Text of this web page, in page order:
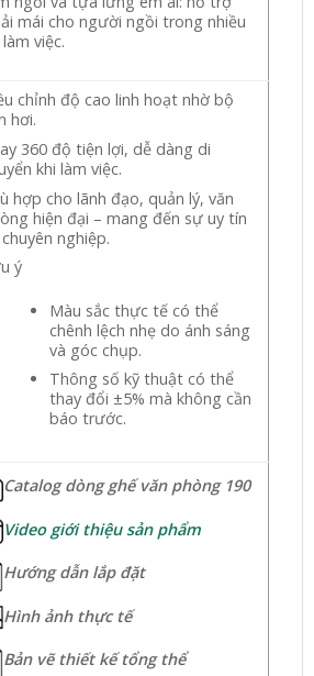
mái cho người ngồi trong nhiều
việc.
chỉnh độ cao linh hoạt nhờ bộ
hơi.
360 độ tiện lợi, dễ dàng di
khi làm việc.
hợp cho lãnh đạo, quản lý, văn
hiện đại – mang đến sự uy tín
nghiệp.
ý
Màu sắc thực tế có thể
chênh lệch nhẹ do ánh sáng
và góc chụp.
Thông số kỹ thuật có thể
thay đổi ±5% mà không cần
báo trước.
Catalog dòng ghế văn phòng 190
Video giới thiệu sản phẩm
Hướng dẫn lắp đặt
Hình ảnh thực tế
Bản vẽ thiết kế tổng thể